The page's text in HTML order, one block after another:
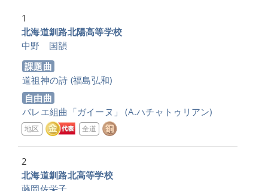
1
北海道釧路北陽高等学校
中野 国韻
課題曲
道祖神の詩 (福島弘和)
自由曲
バレエ組曲「ガイーヌ」
(A.ハチャトゥリアン)
地区 全道
2
北海道釧路北高等学校
藤岡佐栄子